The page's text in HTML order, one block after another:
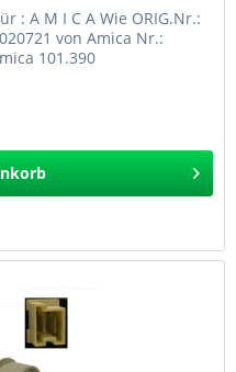
: A M I C A Wie ORIG.Nr.:
von Amica Nr.:
101.390